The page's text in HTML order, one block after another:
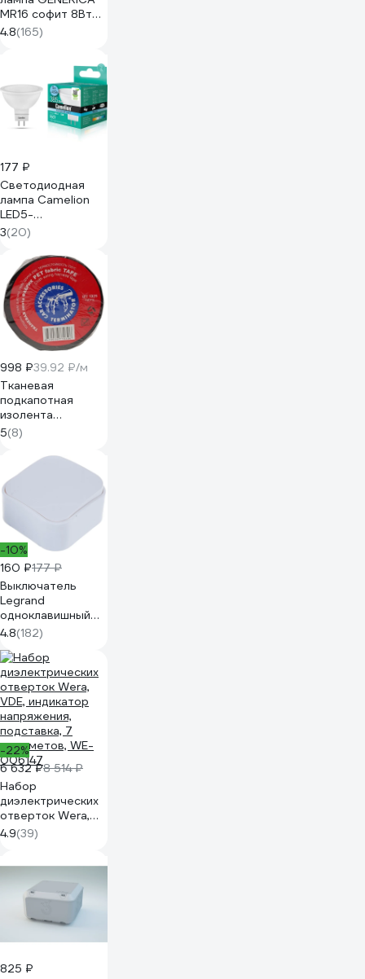
MR16 софит 8Вт
230В 4000К
GU5.3 LL-MR16-
4.8(165)
177 ₽
Светодиодная
лампа Camelion
LED5-
MR16/845/GU5.3
5Вт 12В AC/DC
12026
3(20)
998 ₽39.92 ₽/м
Тканевая
подкапотная
изолента
Terminator Izt
1925 fabric, 19мм х
25м, толщина
0,25мм 2000832
5(8)
-10%
160 ₽177 ₽
Выключатель
Legrand
одноклавишный
Legrand Quteo
IP20 10А 250В
винтовые зажимы
накладной монтаж
белый 782200
4.8(182)
-22%
6 632 ₽8 514 ₽
Набор
диэлектрических
отверток Wera,
VDE, индикатор
напряжения,
006147
4.9(39)
825 ₽